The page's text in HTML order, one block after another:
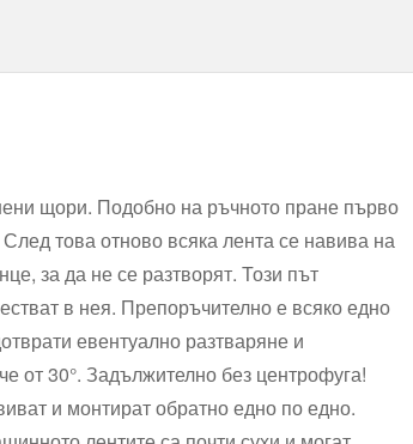
щори. Подобно на ръчното пране първо
това отново всяка лента се навива на
за да не се разтворят. Този път
в нея. Препоръчително е всяко едно
евентуално разтваряне и
от 30°. Задължително без центрофуга!
и монтират обратно едно по едно.